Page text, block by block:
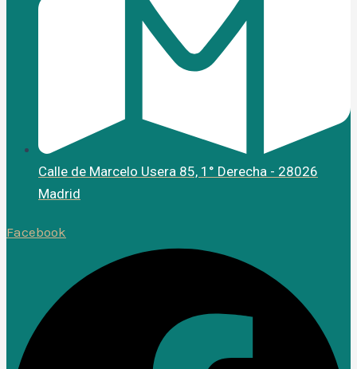
Calle de Marcelo Usera 85, 1° Derecha - 28026
Madrid
Facebook